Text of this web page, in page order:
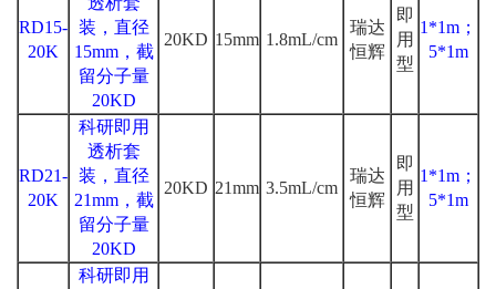
RD15-
20K
装，直径
15mm，截
留分子量
20KD
20KD 15mm 1.8mL/cm
瑞达
恒辉
即
用
型
1*1m；
5*1m
RD21-
20K
科研即用
透析套
装，直径
21mm，截
留分子量
20KD
20KD 21mm 3.5mL/cm
瑞达
恒辉
即
用
型
1*1m；
5*1m
科研即用